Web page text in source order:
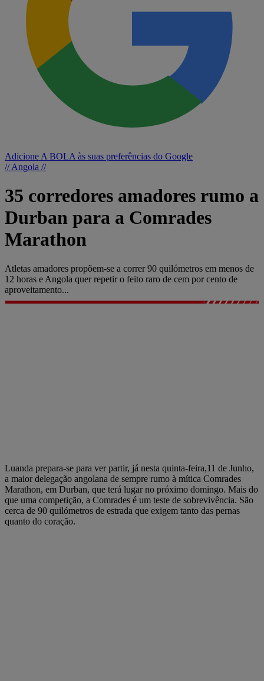
Adicione A BOLA às suas preferências do Google
// Angola //
35 corredores amadores rumo a
Durban para a Comrades
Marathon
Atletas amadores propõem-se a correr 90 quilómetros em menos de
12 horas e Angola quer repetir o feito raro de cem por cento de
aproveitamento...
Luanda prepara-se para ver partir, já nesta quinta-feira,11 de Junho,
a maior delegação angolana de sempre rumo à mítica Comrades
Marathon, em Durban, que terá lugar no próximo domingo. Mais do
que uma competição, a Comrades é um teste de sobrevivência. São
cerca de 90 quilómetros de estrada que exigem tanto das pernas
quanto do coração.